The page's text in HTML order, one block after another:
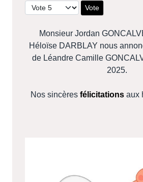
Veuillez voter
Monsieur Jordan
Héloïse DARBLAY nous
de Léandre Camille
2025.
Nos sincères félicitationsaux